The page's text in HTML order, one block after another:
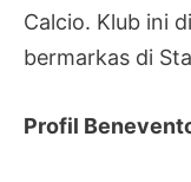
Calcio. Klub ini
bermarkas di
Profil